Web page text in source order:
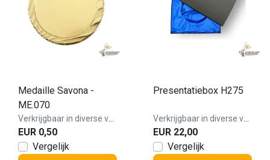
Medaille Savona -
ME.070
EUR 0,50
Vergelijk
Presentatiebox H275
EUR 22,00
Vergelijk